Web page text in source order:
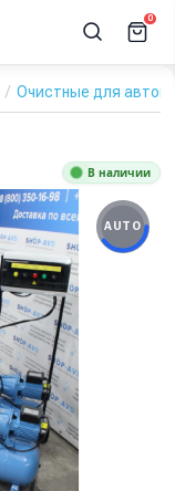
0
Очистные для
В наличии
AUTO